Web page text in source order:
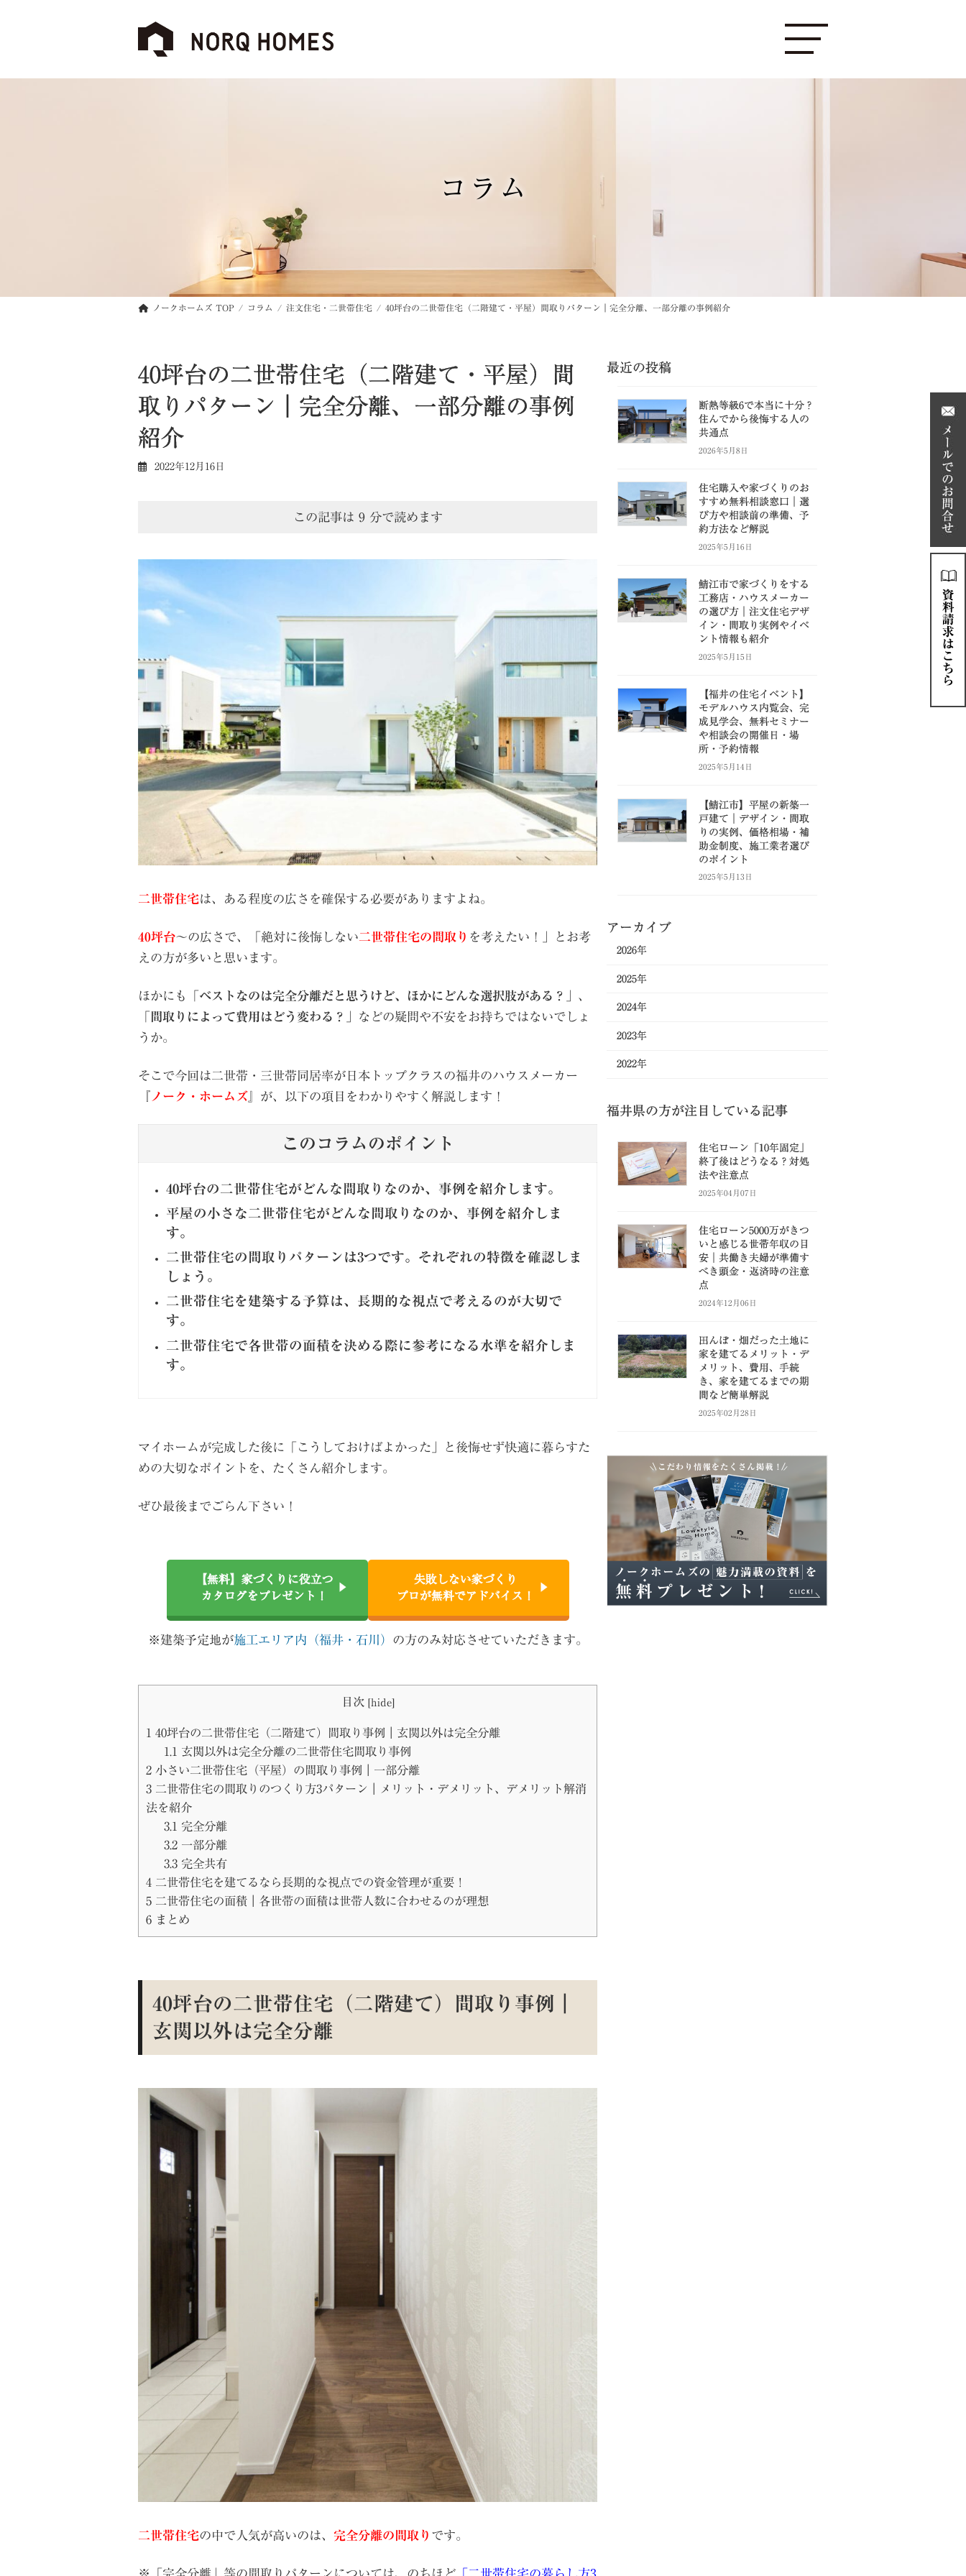
コラム
ノークホームズ TOP コラム 注文住宅・二世帯住宅 40坪台の二世帯住宅（二階建て・平屋）間取りパターン｜完全分離、一部分離の事例紹介
40坪台の二世帯住宅（二階建て・平屋）間
取りパターン｜完全分離、一部分離の事例
紹介
2022年12月16日
この記事は 9 分で読めます
二世帯住宅は、ある程度の広さを確保する必要がありますよね。
40坪台〜の広さで、「絶対に後悔しない二世帯住宅の 間取り を考えたい！」とお考
えの方が多いと思います。
ほかにも「 ベストなのは完全分離だと思うけど、ほかにどんな選択肢がある？
」、
間取りによって費用はどう変わる？
」などの疑問や不安をお持ちではないでしょ
うか。
そこで今回は二世帯・三世帯同居率が日本トップクラスの福井のハウスメーカー
『 ノーク・ホームズ 』が、以下の項目をわかりやすく解説します！
このコラムのポイント
40坪台の二世帯住宅がどんな間取りなのか、事例を紹介します。
平屋の小さな二世帯住宅がどんな間取りなのか、事例を紹介しま
す。
二世帯住宅の間取りパターンは3つです。それぞれの特徴を確認しま
しょう。
二世帯住宅を建築する予算は、長期的な視点で考えるのが大切で
す。
二世帯住宅で各世帯の面積を決める際に参考になる水準を紹介しま
す。
マイホームが完成した後に「こうしておけばよかった」と後悔せず快適に暮らすた
めの大切なポイントを、たくさん紹介します。
ぜひ最後までごらん下さい！
【無料】家づくりに役立つ
カタログをプレゼント！
失敗しない家づくり
プロが無料でアドバイス！
※建築予定地が施工エリア内（福井・石川） の方のみ対応させていただきます。
目次 [hide]
1 40坪台の二世帯住宅（二階建て）間取り事例｜玄関以外は完全分離
1.1
玄関以外は完全分離の二世帯住宅間取り事例
2 小さい二世帯住宅（平屋）の間取り事例｜一部分離
3 二世帯住宅の間取りのつくり方3パターン｜メリット・デメリット、デメリット解消
法を紹介
3.1
完全分離
3.2一部分離
3.3完全共有
4 二世帯住宅を建てるなら長期的な視点での資金管理が重要！
5 二世帯住宅の面積｜各世帯の面積は世帯人数に合わせるのが理想
6 まとめ
40坪台の二世帯住宅（二階建て）間取り事例｜
玄関以外は完全分離
二世帯住宅の中で人気が高いのは、 完全分離の間取り です。
※「完全分離」等の間取りパターンについては、のちほど 「二世帯住宅の暮らし方3
最近の投稿
断熱等級6で本当に十分？
住んでから後悔する人の
共通点
2026年5月8日
住宅購入や家づくりのお
すすめ無料相談窓口｜選
び方や相談前の準備、予
約方法など解説
2025年5月16日
鯖江市で家づくりをする
工務店・ハウスメーカー
の選び方｜注文住宅デザ
イン・間取り実例やイベ
ント情報も紹介
2025年5月15日
【福井の住宅イベント】
モデルハウス内覧会、完
成見学会、無料セミナー
や相談会の開催日・場
所・予約情報
2025年5月14日
【鯖江市】平屋の新築一
戸建て｜デザイン・間取
りの実例、価格相場・補
助金制度、施工業者選び
のポイント
2025年5月13日
アーカイブ
2026年
2025年
2024年
2023年
2022年
福井県の方が注目している記事
住宅ローン「10年固定」
終了後はどうなる？対処
法や注意点
2025年04月07日
住宅ローン5000万がきつ
いと感じる世帯年収の目
安｜共働き夫婦が準備す
べき頭金・返済時の注意
点
2024年12月06日
田んぼ・畑だった土地に
家を建てるメリット・デ
メリット、費用、手続
き、家を建てるまでの期
間など簡単解説
2025年02月28日